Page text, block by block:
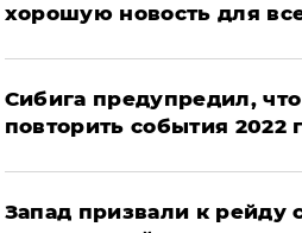
хорошую новость для
Сибига предупредил,
повторить события 2022
Запад призвали к рейду